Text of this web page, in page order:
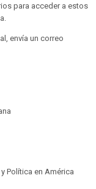
para acceder a estos
envía un correo
Política en América